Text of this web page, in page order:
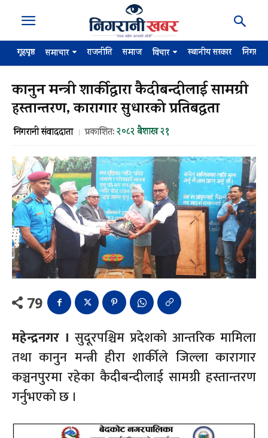
गृहपृष्ठ समाचार राजनीति समाज विचार स्थानीय सरकार
कानुन मन्त्री शार्कीद्वारा कैदीबन्दीलाई सामग्री
हस्तान्तरण, कारागार सुधारको प्रतिबद्धता
निगरानी संवाददाता प्रकाशित:२०८२ बैशाख २१
79
महेन्द्रनगर । सुदूरपश्चिम प्रदेशको आन्तरिक मामिला
तथा कानुन मन्त्री हीरा शार्कीले जिल्ला कारागार
कञ्चनपुरमा रहेका कैदीबन्दीलाई सामग्री हस्तान्तरण
गर्नुभएको छ ।